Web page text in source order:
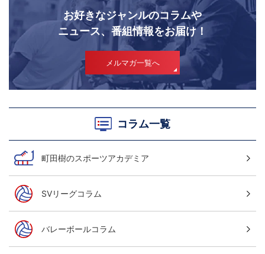
お好きなジャンルのコラムや
ニュース、番組情報をお届け！
メルマガ一覧へ
コラム一覧
町田樹のスポーツアカデミア
SVリーグコラム
バレーボールコラム